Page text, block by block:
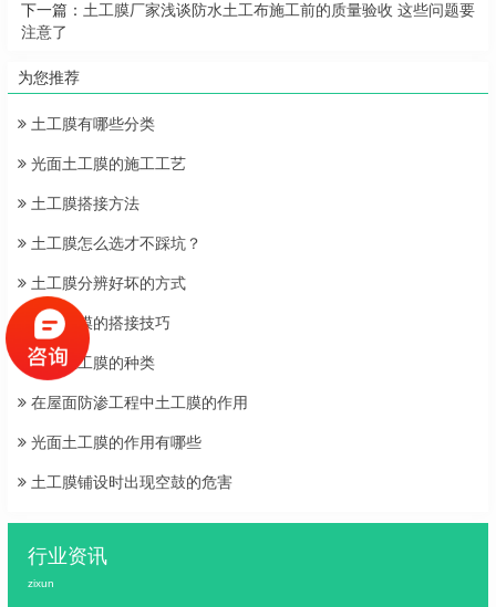
下一篇： 土工膜厂家浅谈防水土工布施工前的质量验收 这些问题要
注意了
为您推荐
土工膜有哪些分类
光面土工膜的施工工艺
土工膜搭接方法
土工膜怎么选才不踩坑？
土工膜分辨好坏的方式
两布一膜的搭接技巧
糙面土工膜的种类
在屋面防渗工程中土工膜的作用
光面土工膜的作用有哪些
土工膜铺设时出现空鼓的危害
行业资讯
zixun